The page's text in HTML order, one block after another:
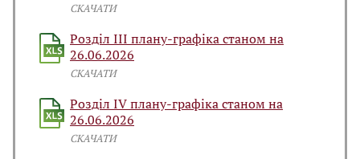
СКАЧАТИ
Розділ ІІІ плану-графіка станом на
26.06.2026
СКАЧАТИ
Розділ IV плану-графіка станом на
26.06.2026
СКАЧАТИ